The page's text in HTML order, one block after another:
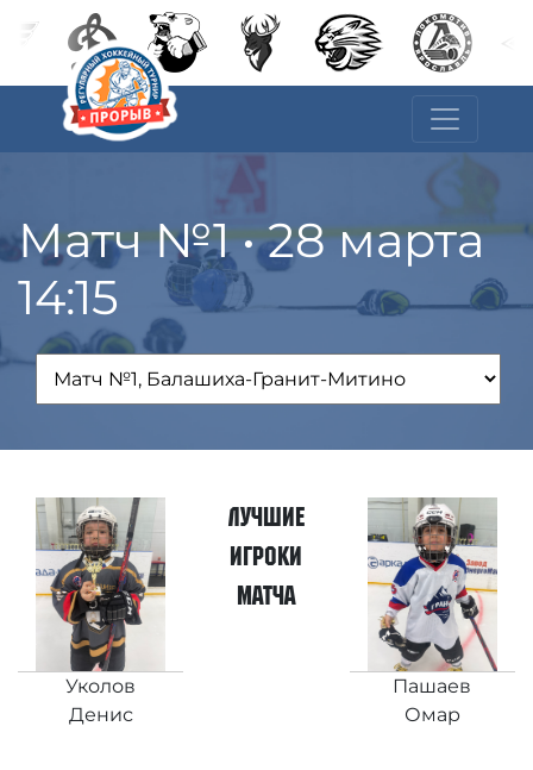
Матч №1 • 28 марта
14:15
Лучшие
игроки
матча
Уколов
Денис
Пашаев
Омар